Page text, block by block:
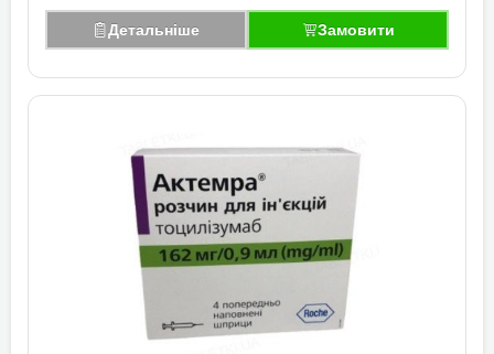
Детальніше Замовити